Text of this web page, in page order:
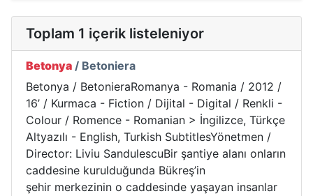
Toplam 1 içerik listeleniyor
Betonya / Betoniera
Betonya / BetonieraRomanya - Romania / 2012 /
16’ / Kurmaca - Fiction / Dijital - Digital / Renkli -
Colour / Romence - Romanian > İngilizce, Türkçe
Altyazılı - English, Turkish SubtitlesYönetmen /
Director: Liviu SandulescuBir şantiye alanı onların
caddesine kurulduğunda Bükreş’in
şehir merkezinin o caddesinde yaşayan insanlar